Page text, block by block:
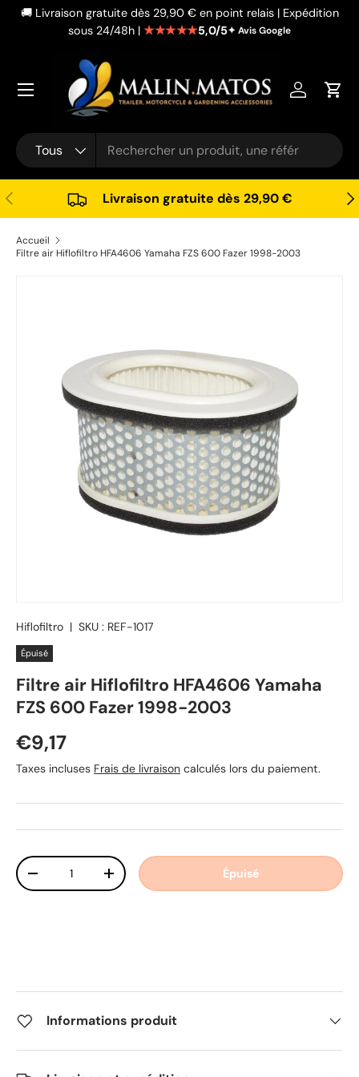
Aller au contenu
🚚 Livraison gratuite dès 29,90 € en point relais | Expédition
sous 24/48h | ★★★★★5,0/5✦ Avis Google
Recherche
Type de produit
Tous
Se
Précédent Livraison gratuite dès 29,90 €
Accueil
Filtre air Hiflofiltro HFA4606 Yamaha FZS 600 Fazer 1998-2003
Hiflofiltro | SKU : REF-1017
Épuisé
Filtre air Hiflofiltro HFA4606 Yamaha
FZS 600 Fazer 1998-2003
Prix habituel
€9,17
Taxes incluses Frais de livraison calculés lors du paiement.
Qté
Diminuer la quantitéAugmenter la quantitéÉpuisé
Informations produit